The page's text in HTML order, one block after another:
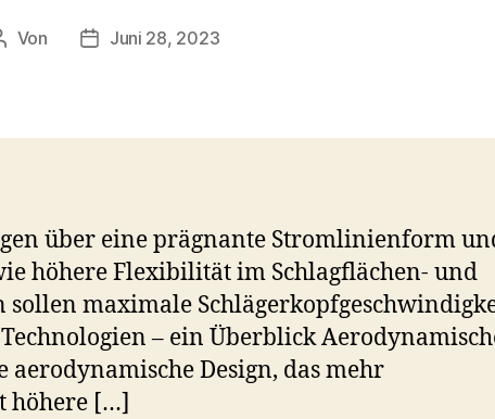
Von Veröffentlichungsdatum
Juni 28, 2023
über eine prägnante Stromlinienform
höhere Flexibilität im Schlagflächen- und
sollen maximale
– ein Überblick
Design, das mehr
höhere […]